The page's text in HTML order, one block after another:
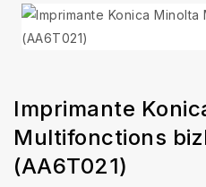
Imprimante
Multifonctions
(AA6T021)